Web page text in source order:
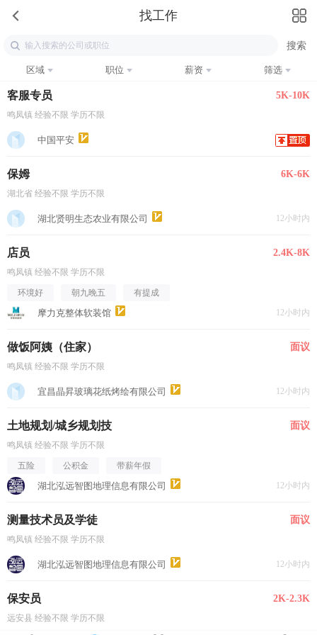
找工作
区域 职位 薪资 筛选
客服专员 5K-10K
鸣凤镇 经验不限 学历不限
中国平安
保姆 6K-6K
湖北省 经验不限 学历不限
湖北贤明生态农业有限公司 12小时内
店员 2.4K-8K
鸣凤镇 经验不限 学历不限
环境好 朝九晚五 有提成
摩力克整体软装馆 12小时内
做饭阿姨（住家） 面议
鸣凤镇 经验不限 学历不限
宜昌晶昇玻璃花纸烤绘有限公司 12小时内
土地规划/城乡规划技 面议
鸣凤镇 经验不限 学历不限
五险 公积金 带薪年假
湖北泓远智图地理信息有限公司 12小时内
测量技术员及学徒 面议
鸣凤镇 经验不限 学历不限
湖北泓远智图地理信息有限公司 12小时内
保安员 2K-2.3K
远安县 经验不限 学历不限